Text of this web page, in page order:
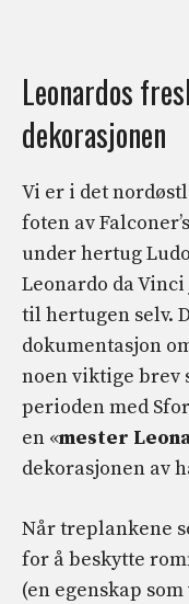
Leonardos
dekorasjonen
Vi er i det
foten av
under hertug
Leonardo da
til hertugen selv.
dokumentasjon
noen viktige brev
perioden med
en «mester
dekorasjonen av
Når treplankene
for å beskytte
(en egenskap